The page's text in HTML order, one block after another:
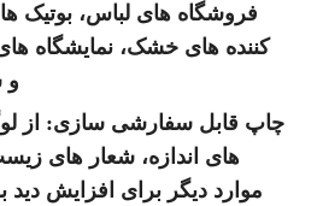
فروشگاه های لباس، بوتیک
کننده های خشک، نمایشگاه
و
چاپ قابل سفارشی سازی: از
های اندازه، شعار های
موارد دیگر برای افزایش دید